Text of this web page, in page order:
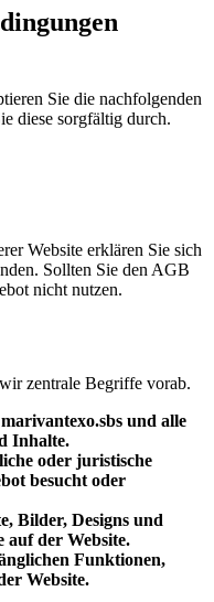
Sie die nachfolgenden
diese sorgfältig durch.
Website erklären Sie sich
Sollten Sie den AGB
nicht nutzen.
zentrale Begriffe vorab.
und alle
Inhalte.
oder juristische
besucht oder
Bilder, Designs und
auf der Website.
Funktionen,
Website.